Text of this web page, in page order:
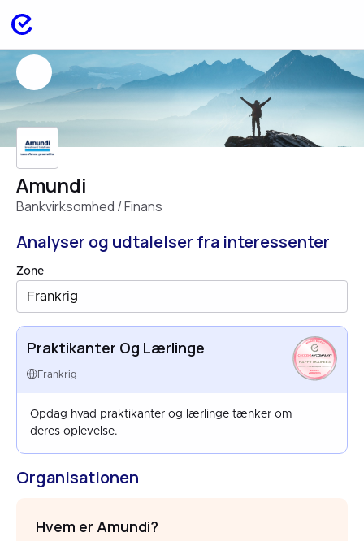
Amundi
Bankvirksomhed / Finans
Analyser og udtalelser fra interessenter
Zone
Frankrig
Praktikanter Og Lærlinge
Frankrig
HAPPYTRAINEES
FRANCE
AUG 2025
Opdag hvad praktikanter og lærlinge tænker om
deres oplevelse.
Organisationen
Hvem er Amundi?